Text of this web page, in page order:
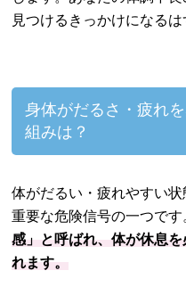
見つけるきっかけになるは
身体がだるさ・疲れ
組みは？
体がだるい・疲れやすい
重要な危険信号の一つです
感」と呼ばれ、体が休息
れます。